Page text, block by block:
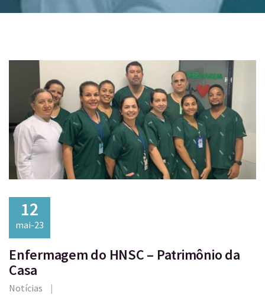
12
mai-23
Enfermagem do HNSC – Patrimônio da
Casa
Notícias